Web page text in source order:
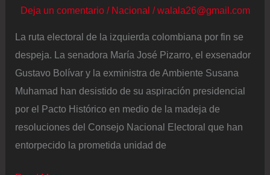
Deja un comentario / Nacional /walala26@gmail.com
La ruta electoral de la izquierda colombiana por fin se
despeja. La senadora María José Pizarro, el exsenador
Gustavo Bolívar y la exministra de Ambiente Susana
Muhamad han desistido de su aspiración presidencial
por el Pacto Histórico en medio de la madeja de
resoluciones del Consejo Nacional Electoral que han
entorpecido la prometida unidad de